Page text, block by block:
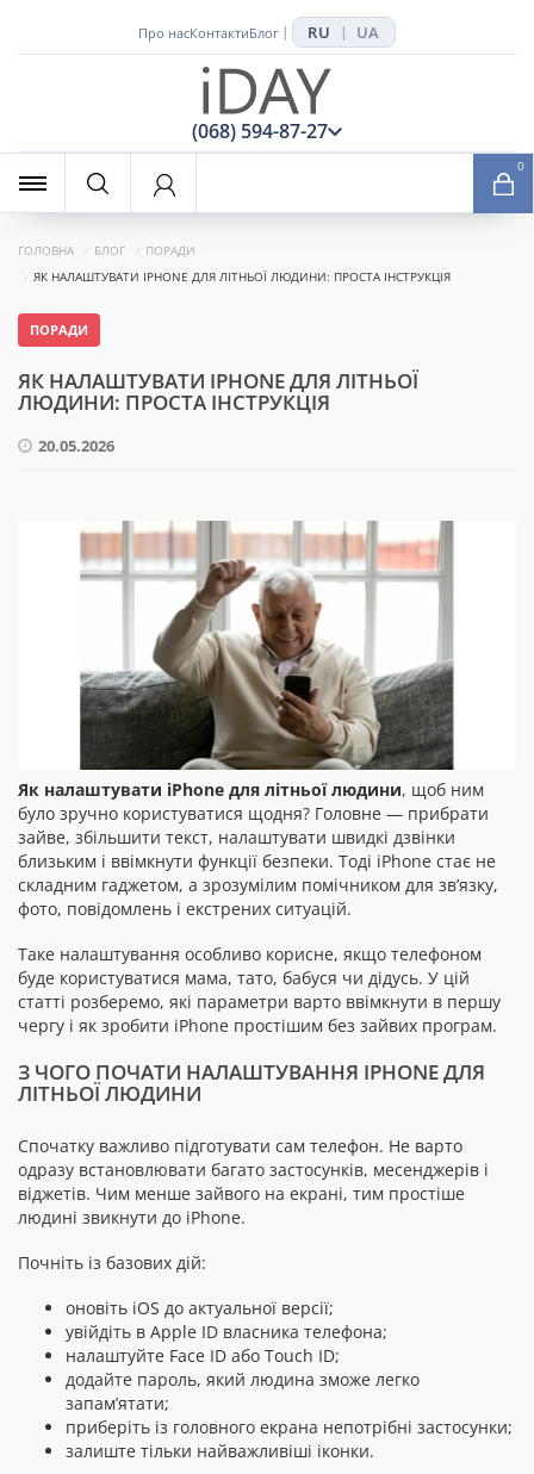
Про насКонтактиБлог | RU | UA
(068) 594-87-27
0
ГОЛОВНА БЛОГ
ПОРАДИ
ЯК НАЛАШТУВАТИ IPHONE ДЛЯ ЛІТНЬОЇ ЛЮДИНИ: ПРОСТА ІНСТРУКЦІЯ
ПОРАДИ
ЯК НАЛАШТУВАТИ IPHONE ДЛЯ ЛІТНЬОЇ
ЛЮДИНИ: ПРОСТА ІНСТРУКЦІЯ
20.05.2026
Як налаштувати iPhone для літньої людини, щоб ним
було зручно користуватися щодня? Головне — прибрати
зайве, збільшити текст, налаштувати швидкі дзвінки
близьким і ввімкнути функції безпеки. Тоді iPhone стає не
складним гаджетом, а зрозумілим помічником для зв’язку,
фото, повідомлень і екстрених ситуацій.
Таке налаштування особливо корисне, якщо телефоном
буде користуватися мама, тато, бабуся чи дідусь. У цій
статті розберемо, які параметри варто ввімкнути в першу
чергу і як зробити iPhone простішим без зайвих програм.
З ЧОГО ПОЧАТИ НАЛАШТУВАННЯ IPHONE ДЛЯ
ЛІТНЬОЇ ЛЮДИНИ
Спочатку важливо підготувати сам телефон. Не варто
одразу встановлювати багато застосунків, месенджерів і
віджетів. Чим менше зайвого на екрані, тим простіше
людині звикнути до iPhone.
Почніть із базових дій:
оновіть iOS до актуальної версії;
увійдіть в Apple ID власника телефона;
налаштуйте Face ID або Touch ID;
додайте пароль, який людина зможе легко
запам’ятати;
приберіть із головного екрана непотрібні застосунки;
залиште тільки найважливіші іконки.